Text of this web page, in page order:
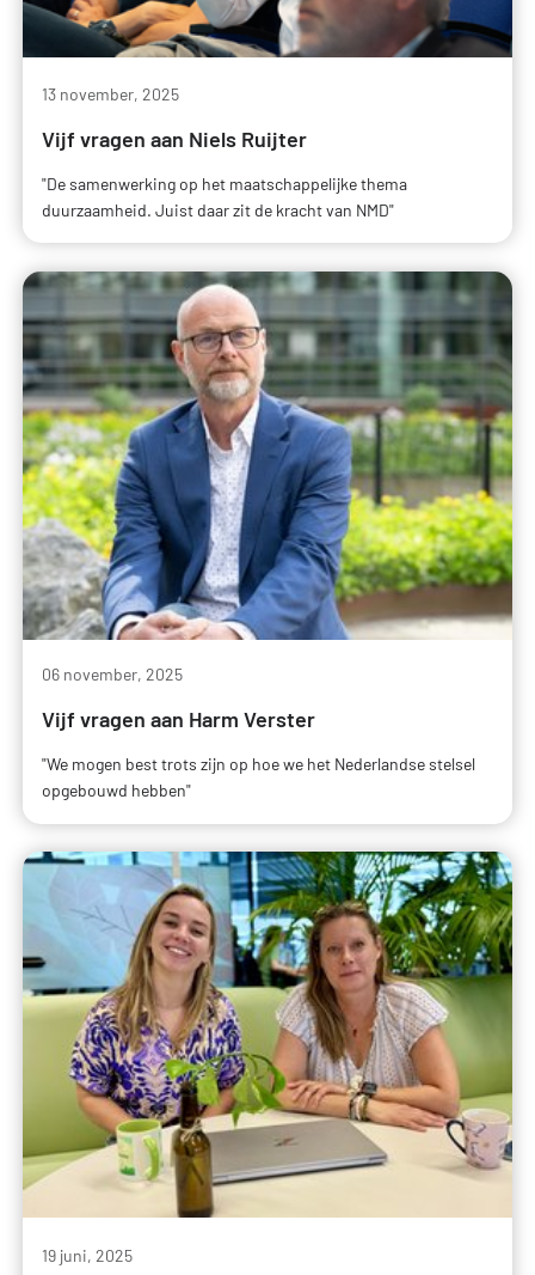
13 november, 2025
Vijf vragen aan Niels Ruijter
"De samenwerking op het maatschappelijke thema
duurzaamheid. Juist daar zit de kracht van NMD"
06 november, 2025
Vijf vragen aan Harm Verster
"We mogen best trots zijn op hoe we het Nederlandse stelsel
opgebouwd hebben"
19 juni, 2025